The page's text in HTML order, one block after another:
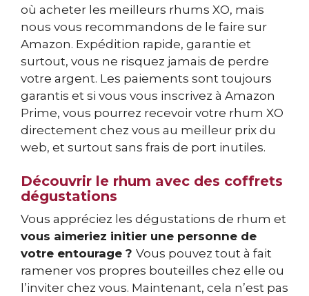
où acheter les meilleurs rhums XO, mais
nous vous recommandons de le faire sur
Amazon. Expédition rapide, garantie et
surtout, vous ne risquez jamais de perdre
votre argent. Les paiements sont toujours
garantis et si vous vous inscrivez à Amazon
Prime, vous pourrez recevoir votre rhum XO
directement chez vous au meilleur prix du
web, et surtout sans frais de port inutiles.
Découvrir le rhum avec des coffrets
dégustations
Vous appréciez les dégustations de rhum et
vous aimeriez initier une personne de
votre entourage ? Vous pouvez tout à fait
ramener vos propres bouteilles chez elle ou
l’inviter chez vous. Maintenant, cela n’est pas